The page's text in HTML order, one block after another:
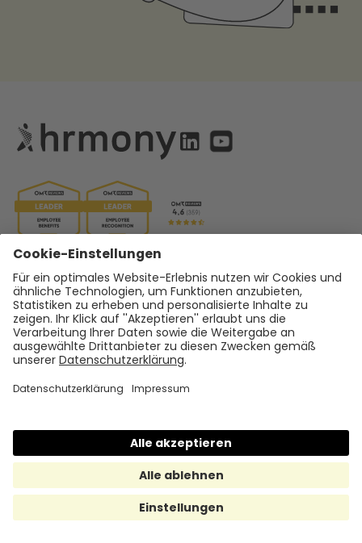
Hilfe & Support
Help Center
Vertrieb kontaktieren
+49 30 567 950 39
hallo@hrmony.de